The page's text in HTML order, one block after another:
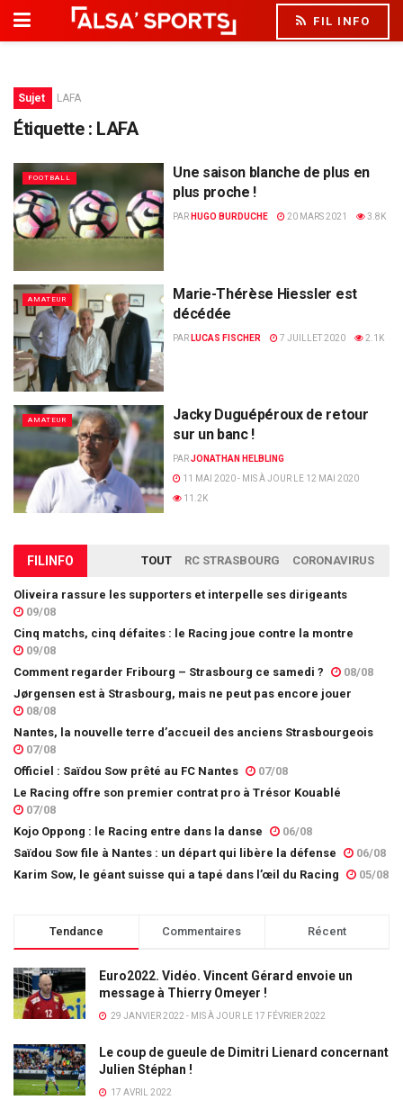
FIL INFO
Sujet LAFA
Étiquette : LAFA
FOOTBALL
Une saison blanche de plus en
plus proche !
PAR HUGO BURDUCHE 20 MARS 2021 3.8K
AMATEUR
Marie-Thérèse Hiessler est
décédée
PAR LUCAS FISCHER 7 JUILLET 2020 2.1K
AMATEUR
Jacky Duguépéroux de retour
sur un banc !
PARJONATHAN HELBLING
11 MAI 2020 - MIS À JOUR LE 12 MAI 2020
11.2K
FILINFO TOUT RC STRASBOURG CORONAVIRUS
Oliveira rassure les supporters et interpelle ses dirigeants
09/08
Cinq matchs, cinq défaites : le Racing joue contre la montre
09/08
Comment regarder Fribourg – Strasbourg ce samedi ?
08/08
Jørgensen est à Strasbourg, mais ne peut pas encore jouer
08/08
Nantes, la nouvelle terre d’accueil des anciens Strasbourgeois
07/08
Officiel : Saïdou Sow prêté au FC Nantes
07/08
Le Racing offre son premier contrat pro à Trésor Kouablé
07/08
Kojo Oppong : le Racing entre dans la danse
06/08
Saïdou Sow file à Nantes : un départ qui libère la défense
06/08
Karim Sow, le géant suisse qui a tapé dans l’œil du Racing
05/08
Tendance Commentaires Récent
Euro2022. Vidéo. Vincent Gérard envoie un
message à Thierry Omeyer !
29 JANVIER 2022 - MIS À JOUR LE 17 FÉVRIER 2022
Le coup de gueule de Dimitri Lienard concernant
Julien Stéphan !
17 AVRIL 2022